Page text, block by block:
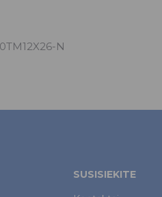
N
SUSISIEKITE